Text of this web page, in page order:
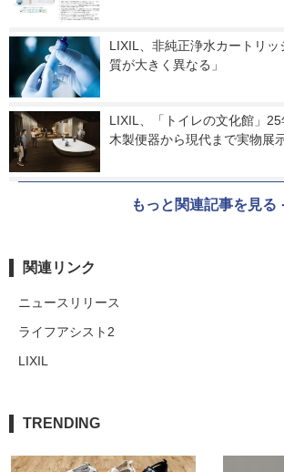
LIXIL、非純正浄水カートリ
質が大きく異なる」
LIXIL、「トイレの文化館」
木製便器から現代まで実物展
もっと関連記事を見る
関連リンク
ニュースリリース
ライフアシスト2
LIXIL
TRENDING